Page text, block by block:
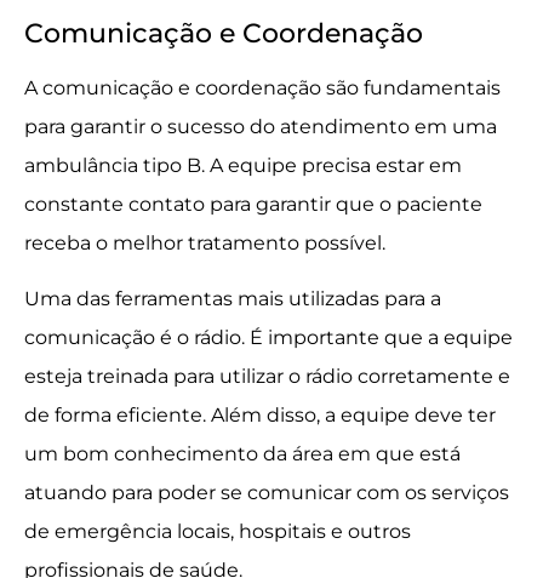
Comunicação e Coordenação
A comunicação e coordenação são fundamentais
para garantir o sucesso do atendimento em uma
ambulância tipo B. A equipe precisa estar em
constante contato para garantir que o paciente
receba o melhor tratamento possível.
Uma das ferramentas mais utilizadas para a
comunicação é o rádio. É importante que a equipe
esteja treinada para utilizar o rádio corretamente e
de forma eficiente. Além disso, a equipe deve ter
um bom conhecimento da área em que está
atuando para poder se comunicar com os serviços
de emergência locais, hospitais e outros
profissionais de saúde.